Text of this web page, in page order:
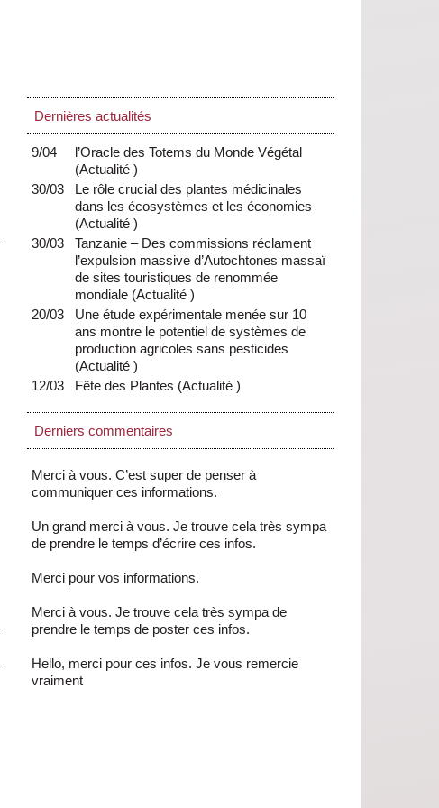
Dernières actualités
9/04
l’Oracle des Totems du Monde Végétal
(Actualité)
30/03
Le rôle crucial des plantes médicinales
dans les écosystèmes et les économies
(Actualité)
30/03
Tanzanie – Des commissions réclament
l’expulsion massive d’Autochtones massaï
de sites touristiques de renommée
mondiale (Actualité)
20/03
Une étude expérimentale menée sur 10
ans montre le potentiel de systèmes de
production agricoles sans pesticides
(Actualité)
12/03
Fête des Plantes (Actualité)
Derniers commentaires
Merci à vous. C’est super de penser à
communiquer ces informations.
Un grand merci à vous. Je trouve cela très sympa
de prendre le temps d’écrire ces infos.
Merci pour vos informations.
Merci à vous. Je trouve cela très sympa de
prendre le temps de poster ces infos.
Hello, merci pour ces infos. Je vous remercie
vraiment